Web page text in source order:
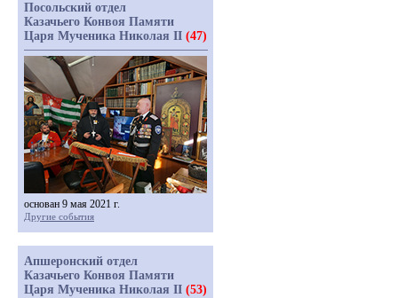
Посольский отдел
Казачьего Конвоя Памяти
Царя Мученика Николая II (47)
основан 9 мая 2021 г.
Другие события
Апшеронский отдел
Казачьего Конвоя Памяти
Царя Мученика Николая II (53)